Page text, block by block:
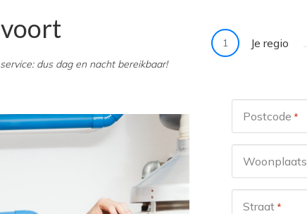
dus dag en nacht bereikbaar!
1 Je regio
Postcode *
Woonplaats
Straat *